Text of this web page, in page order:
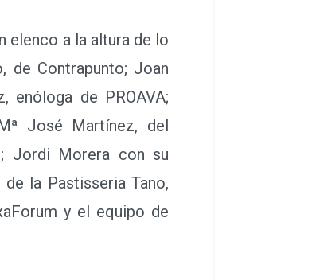
a la altura de lo
de Contrapunto; Joan
enóloga de PROAVA;
José Martínez, del
Jordi Morera con su
la Pastisseria Tano,
y el equipo de